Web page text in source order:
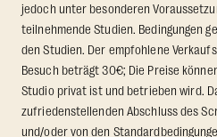
jedoch unter besonderen
teilnehmende Studien. Bedingungen
den Studien. Der empfohlene
Besuch beträgt 30€; Die Preise
Studio privat ist und betrieben wird.
zufriedenstellenden Abschluss des
und/oder von den